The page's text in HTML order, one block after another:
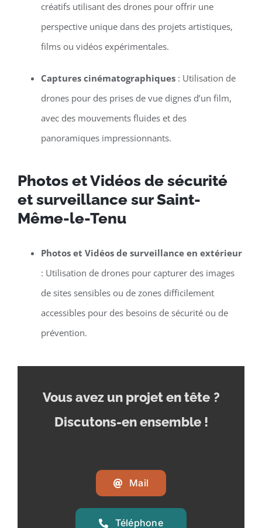
créatifs utilisant des drones pour offrir une
perspective unique dans des projets artistiques,
films ou vidéos expérimentales.
Captures cinématographiques: Utilisation de
drones pour des prises de vue dignes d’un film,
avec des mouvements fluides et des
panoramiques impressionnants.
Photos et Vidéos de sécurité
et surveillance sur Saint-
Même-le-Tenu
Photos et Vidéos de surveillance en extérieur
: Utilisation de drones pour capturer des images
de sites sensibles ou de zones difficilement
accessibles pour des besoins de sécurité ou de
prévention.
Vous avez un projet en tête ?
Discutons-en ensemble !
Mail
Téléphone